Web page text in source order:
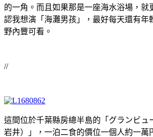
的一角。而且如果那是一座海水浴場，就
認我想演「海灘男孩」，最好每天還有年
野內豐可看。
//
這間位於千葉縣房總半島的「グランビュ
岩井）」，一泊二食的價位一個人約一萬